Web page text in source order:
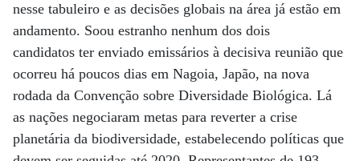
nesse tabuleiro e as decisões globais na área já estão em
andamento. Soou estranho nenhum dos dois
candidatos ter enviado emissários à decisiva reunião que
ocorreu há poucos dias em Nagoia, Japão, na nova
rodada da Convenção sobre Diversidade Biológica. Lá
as nações negociaram metas para reverter a crise
planetária da biodiversidade, estabelecendo políticas que